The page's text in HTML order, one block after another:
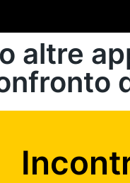
altre